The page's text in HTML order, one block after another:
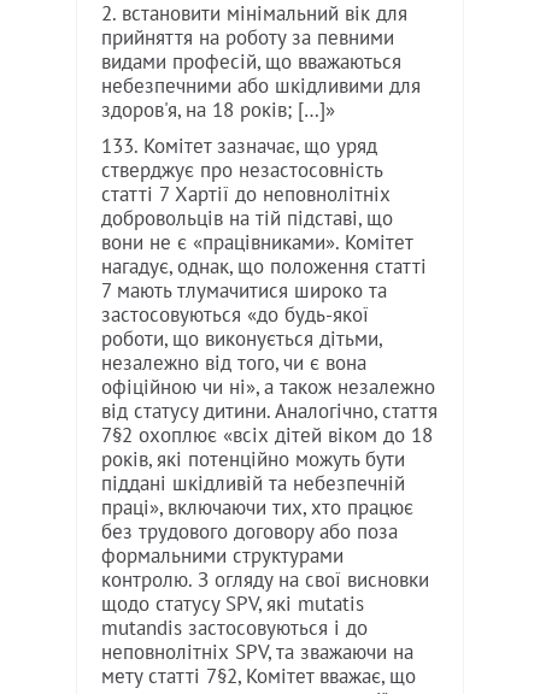
2. встановити мінімальний вік для
прийняття на роботу за певними
видами професій, що вважаються
небезпечними або шкідливими для
здоров'я, на 18 років; […]»
133. Комітет зазначає, що уряд
стверджує про незастосовність
статті 7 Хартії до неповнолітніх
добровольців на тій підставі, що
вони не є «працівниками». Комітет
нагадує, однак, що положення статті
7 мають тлумачитися широко та
застосовуються «до будь-якої
роботи, що виконується дітьми,
незалежно від того, чи є вона
офіційною чи ні», а також незалежно
від статусу дитини. Аналогічно, стаття
7§2 охоплює «всіх дітей віком до 18
років, які потенційно можуть бути
піддані шкідливій та небезпечній
праці», включаючи тих, хто працює
без трудового договору або поза
формальними структурами
контролю. З огляду на свої висновки
щодо статусу SPV, які mutatis
mutandis застосовуються і до
неповнолітніх SPV, та зважаючи на
мету статті 7§2, Комітет вважає, що